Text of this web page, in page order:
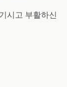
시고 부활하신